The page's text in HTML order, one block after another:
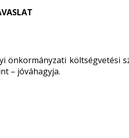
önkormányzati költségvetési
– jóváhagyja.